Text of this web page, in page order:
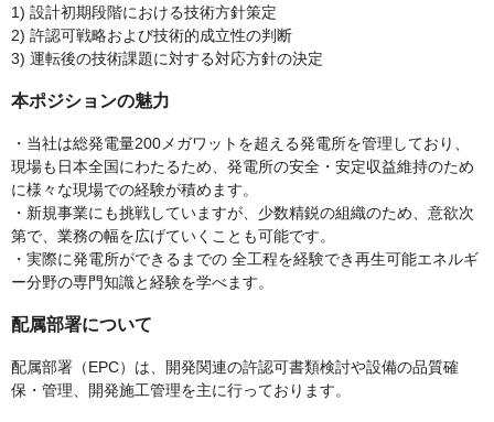
1) 設計初期段階における技術方針策定
2) 許認可戦略および技術的成立性の判断
3) 運転後の技術課題に対する対応方針の決定
本ポジションの魅力
・当社は総発電量200メガワットを超える発電所を管理しており、
現場も日本全国にわたるため、発電所の安全・安定収益維持のため
に様々な現場での経験が積めます。
・新規事業にも挑戦していますが、少数精鋭の組織のため、意欲次
第で、業務の幅を広げていくことも可能です。
・実際に発電所ができるまでの 全工程を経験でき再生可能エネルギ
ー分野の専門知識と経験を学べます。
配属部署について
配属部署（EPC）は、開発関連の許認可書類検討や設備の品質確
保・管理、開発施工管理を主に行っております。